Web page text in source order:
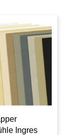
Ingres